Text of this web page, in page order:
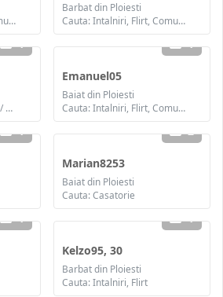
Cauta: Intalniri, Flirt, Comunicare / chat, Prietenie, Casatorie
Barbat din Ploiesti
Cauta: Intalniri, Flirt, Comunicare / chat, Prietenie, Casatorie
1
Cauta: Flirt, Comunicare / chat, Prietenie
1
Emanuel05
Baiat din Ploiesti
Cauta: Intalniri, Flirt, Comunicare / chat, Prietenie
1 2
Marian8253
Baiat din Ploiesti
Cauta: Casatorie
1 1
Kelzo95, 30
Barbat din Ploiesti
Cauta: Intalniri, Flirt